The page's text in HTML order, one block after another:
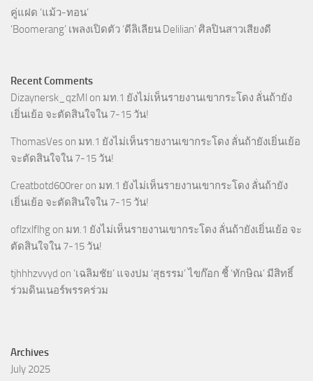
คู่แฝด ‘แม้ว-ทอน’
‘Boomerang’ เพลงเปิดตัว ‘ดีลิเลียน Delilian’ ศิลปินสาวเสียงดี
Recent Comments
Dizaynersk_qzMl on มท.1 ยังไม่เห็นรายงานเขากระโดง ลั่นถ้ายัง
เยิ่นเย้อ จะตัดสินใจใน 7-15 วัน!
ThomasVes on มท.1 ยังไม่เห็นรายงานเขากระโดง ลั่นถ้ายังเยิ่นเย้อ
จะตัดสินใจใน 7-15 วัน!
Creatbotd600rer on มท.1 ยังไม่เห็นรายงานเขากระโดง ลั่นถ้ายัง
เยิ่นเย้อ จะตัดสินใจใน 7-15 วัน!
oflzxlflhg on มท.1 ยังไม่เห็นรายงานเขากระโดง ลั่นถ้ายังเยิ่นเย้อ จะ
ตัดสินใจใน 7-15 วัน!
tjhhhzvvyd on ‘เฉลิมชัย’ แจงปม ‘สุธรรม’ ไขก๊อก ชี้ ‘ทักษิณ’ มีสิทธิ์
ร่วมดินเนอร์พรรคร่วม
Archives
July 2025